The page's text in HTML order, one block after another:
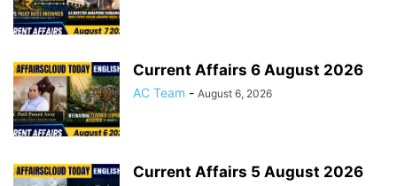
Current Affairs 6 August 2026
AC Team - August 6, 2026
Current Affairs 5 August 2026